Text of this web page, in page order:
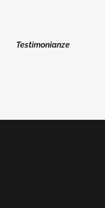
Testimonianze